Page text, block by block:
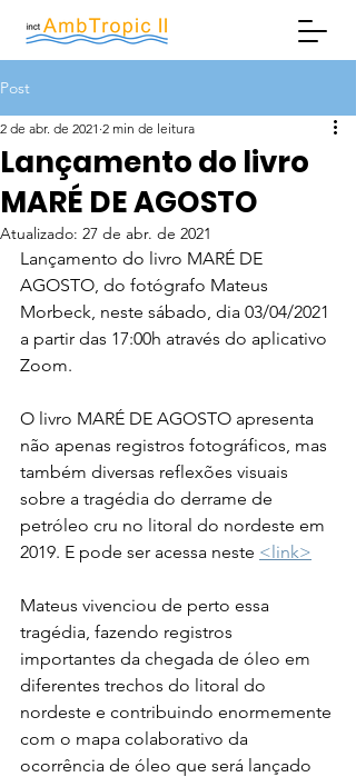
Post
Lançamento do livro
MARÉ DE AGOSTO
2 de abr. de 2021 2 min de leitura
Atualizado: 27 de abr. de 2021
Lançamento do livro MARÉ DE
AGOSTO, do fotógrafo Mateus
Morbeck, neste sábado, dia 03/04/2021
a partir das 17:00h através do aplicativo
Zoom.
O livro MARÉ DE AGOSTO apresenta
não apenas registros fotográficos, mas
também diversas reflexões visuais
sobre a tragédia do derrame de
petróleo cru no litoral do nordeste em
2019. E pode ser acessa neste <link>
Mateus vivenciou de perto essa
tragédia, fazendo registros
importantes da chegada de óleo em
diferentes trechos do litoral do
nordeste e contribuindo enormemente
com o mapa colaborativo da
ocorrência de óleo que será lançado